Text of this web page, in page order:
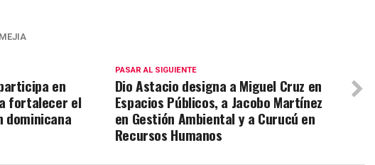
PASAR AL SIGUIENTE
Dio Astacio designa a Miguel Cruz en
Espacios Públicos, a Jacobo Martínez
en Gestión Ambiental y a Curucú en
Recursos Humanos
en
fortalecer el
dominicana